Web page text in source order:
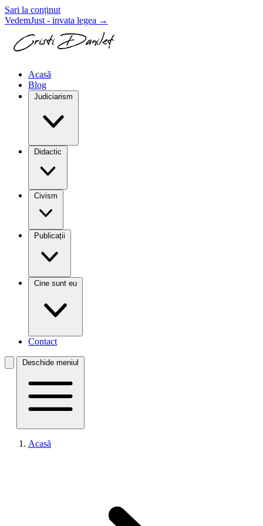
Sari la conținut
VedemJust - invata legea →
Acasă
Blog
Judiciarism
Didactic
Civism
Publicații
Cine sunt eu
Contact
Deschide meniul
Acasă